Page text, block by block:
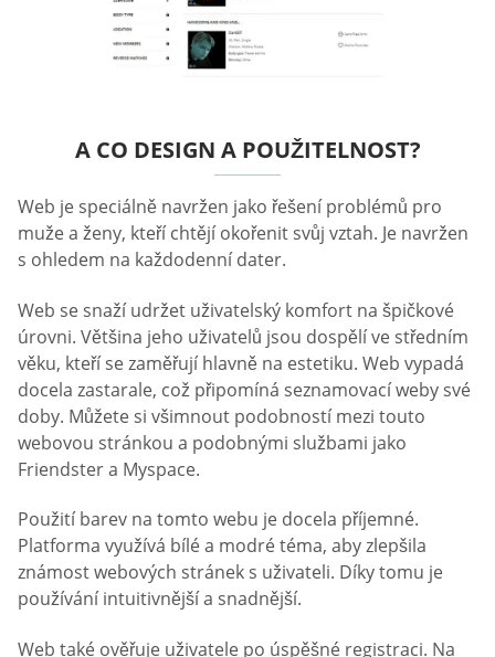
A CO DESIGN A POUŽITELNOST?
Web je speciálně navržen jako řešení problémů pro
muže a ženy, kteří chtějí okořenit svůj vztah. Je navržen
s ohledem na každodenní dater.
Web se snaží udržet uživatelský komfort na špičkové
úrovni. Většina jeho uživatelů jsou dospělí ve středním
věku, kteří se zaměřují hlavně na estetiku. Web vypadá
docela zastarale, což připomíná seznamovací weby své
doby. Můžete si všimnout podobností mezi touto
webovou stránkou a podobnými službami jako
Friendster a Myspace.
Použití barev na tomto webu je docela příjemné.
Platforma využívá bílé a modré téma, aby zlepšila
známost webových stránek s uživateli. Díky tomu je
používání intuitivnější a snadnější.
Web také ověřuje uživatele po úspěšné registraci. Na